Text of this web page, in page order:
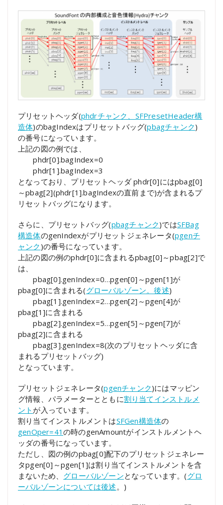
プリセットヘッダ(phdrチャンク、SFPresetHeader構
造体)のbagIndexはプリセットバッグ(pbagチャンク)
の番号になっています。
上記の図の例では、
phdr[0].bagIndex=0
phdr[1].bagIndex=3
となっており、プリセットヘッダ phdr[0]にはpbag[0]
～pbag[2](phdr[1].bagIndexの直前まで)が含まれるプ
リセットバッグになります。
さらに、プリセットバッグ(pbagチャンク)ではSFBag
構造体のgenIndexがプリセットジェネレータ(pgenチ
ャンク)の番号になっています。
上記の図の例のphdr[0]に含まれるpbag[0]～pbag[2]で
は、
pbag[0].genIndex=0…pgen[0]～pgen[1]が
pbag[0]に含まれる(グローバルゾーン。後述)
pbag[1].genIndex=2…pgen[2]～pgen[4]が
pbag[1]に含まれる
pbag[2].genIndex=5…pgen[5]～pgen[7]が
pbag[2]に含まれる
pbag[3].genIndex=8(次のプリセットヘッダに含
まれるプリセットバッグ)
となっています。
プリセットジェネレータ(pgenチャンク)にはマッピン
グ情報、パラメーターとともに割り当てインストルメ
ント が入っています。
割り当てインストルメントはSFGen構造体の
genOper=41 の時のgenAmountがインストルメントヘ
ッダの番号になっています。
ただし、図の例のpbag[0]配下のプリセットジェネレー
タpgen[0]～pgen[1]は割り当てインストルメントを含
まないため、 グローバルゾーンとなっています。(グロ
ーバルゾーンについては後述 。)